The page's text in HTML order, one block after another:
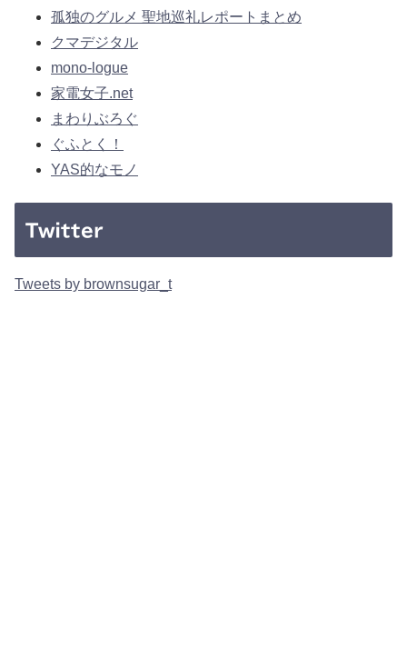
孤独のグルメ 聖地巡礼レポートまとめ
クマデジタル
mono-logue
家電女子.net
まわりぶろぐ
ぐふとく！
YAS的なモノ
Twitter
Tweets by brownsugar_t